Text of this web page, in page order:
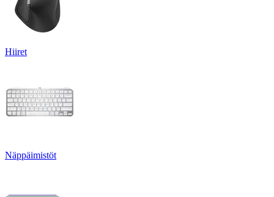
Hiiret
Näppäimistöt